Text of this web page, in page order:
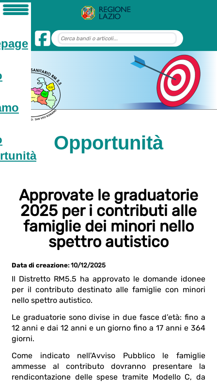
Opportunità
Approvate le graduatorie
2025 per i contributi alle
famiglie dei minori nello
spettro autistico
Data di creazione: 10/12/2025
Il Distretto RM5.5 ha approvato le domande idonee
per il contributo destinato alle famiglie con minori
nello spettro autistico.
Le graduatorie sono divise in due fasce d’età: fino a
12 anni e dai 12 anni e un giorno fino a 17 anni e 364
giorni.
Come indicato nell'Avviso Pubblico le famiglie
ammesse al contributo dovranno presentare la
rendicontazione delle spese tramite Modello C, da